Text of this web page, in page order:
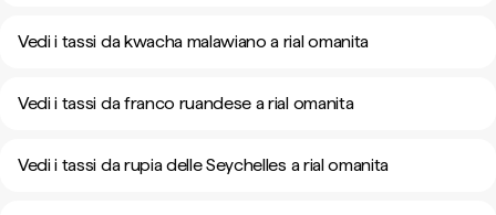
Vedi i tassi da kwacha malawiano a rial omanita
Vedi i tassi da franco ruandese a rial omanita
Vedi i tassi da rupia delle Seychelles a rial omanita